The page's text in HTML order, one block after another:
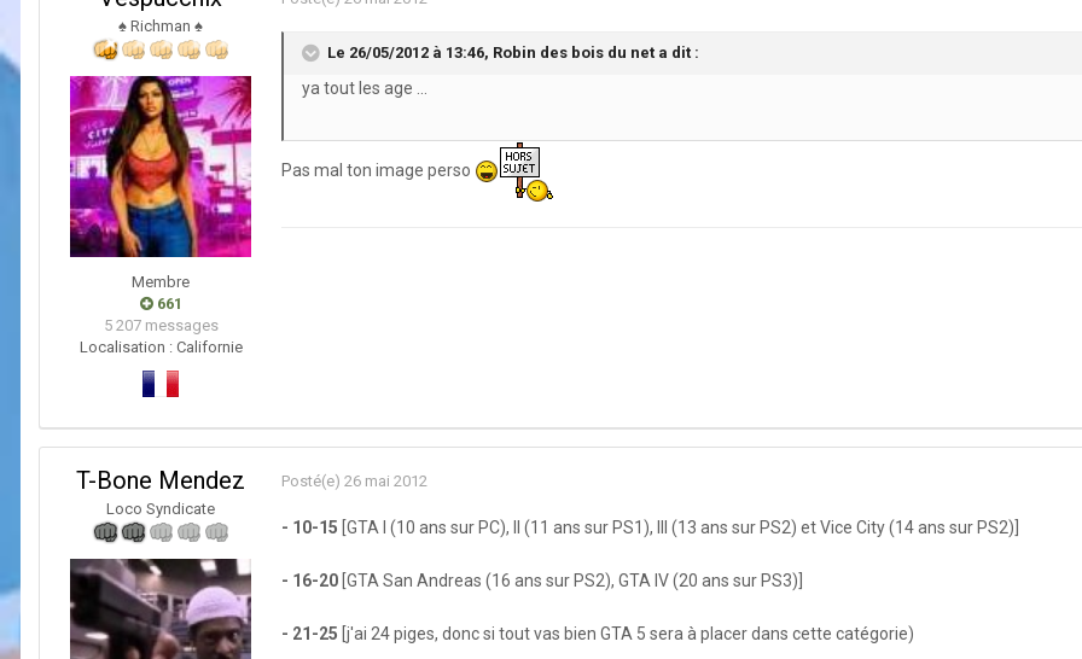
♠ Richman ♠
Membre
661
5 207 messages
Localisation : Californie
Le 26/05/2012 à 13:46, Robin des bois du net a dit :
ya tout les age ...
Pas mal ton image perso
T-Bone Mendez
Loco Syndicate
Posté(e) 26 mai 2012
- 10-15 [GTA I (10 ans sur PC), II (11 ans sur PS1), III (13 ans sur PS2) et Vice City (14 ans sur PS2)]
- 16-20 [GTA San Andreas (16 ans sur PS2), GTA IV (20 ans sur PS3)]
- 21-25 [j'ai 24 piges, donc si tout vas bien GTA 5 sera à placer dans cette catégorie)